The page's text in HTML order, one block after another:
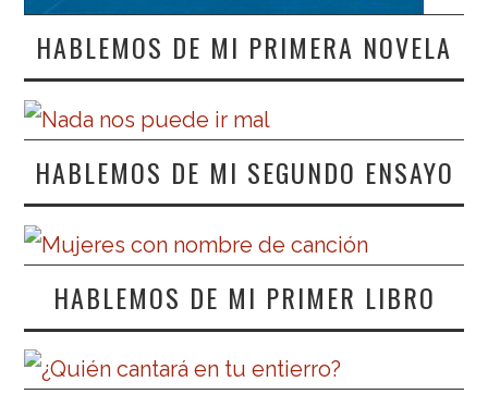
HABLEMOS DE MI PRIMERA NOVELA
HABLEMOS DE MI SEGUNDO ENSAYO
HABLEMOS DE MI PRIMER LIBRO